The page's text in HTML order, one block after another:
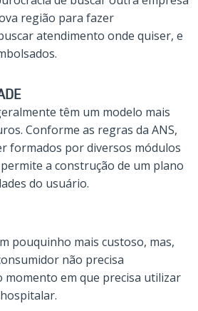
região para fazer
atendimento onde quiser, e
têm um modelo mais
Conforme as regras da ANS,
formados por diversos módulos
a construção de um plano
do usuário.
pouquinho mais custoso, mas,
não precisa
momento em que precisa utilizar